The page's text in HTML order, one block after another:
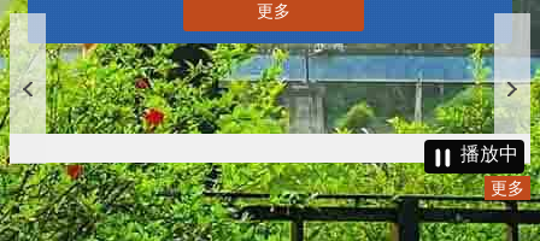
更多
播放中
更多